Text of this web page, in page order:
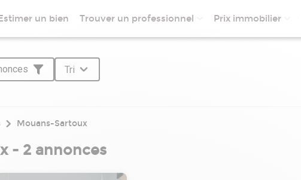
un bien Trouver un professionnel Prix immobilier
Tri
Mouans-Sartoux
- 2 annonces